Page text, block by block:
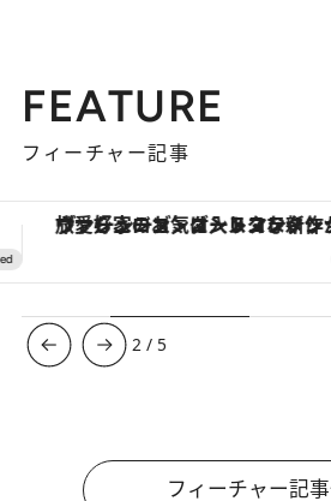
FEATURE
フィーチャー記事
【夏限定ディナーコース】旬を迎える稚鮎や花ズッキーニなどをイタリア・トスカーナの郷土
3 / 5
フィーチャー記